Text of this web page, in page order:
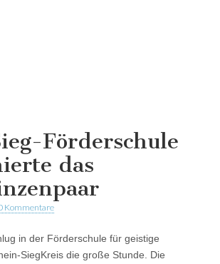
Förderschule
das
Kommentare
in der Förderschule für geistige
SiegKreis die große Stunde. Die